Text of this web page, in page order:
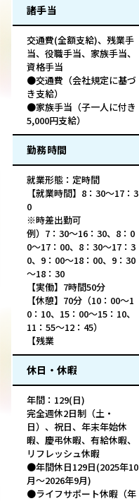
諸手当
交通費(全額支給)、残業手
当、役職手当、家族手当、
資格手当
●交通費（会社規定に基づ
き支給）
●家族手当（子一人に付き
5,000円支給）
勤務時間
就業形態：定時間
【就業時間】8：30～17：3
0
※時差出勤可
例）7：30～16：30、8：0
0～17：00、8：30～17：3
0、9：00～18：00、9：30
～18：30
【実働】7時間50分
【休憩】70分（10：00～1
0：10、15：00～15：10、
11：55～12：45）
【残業
休日・休暇
年間：129(日)
完全週休2日制（土・
日）、祝日、年末年始休
暇、慶弔休暇、有給休暇、
リフレッシュ休暇
●年間休日129日(2025年10
月～2026年9月)
●ライフサポート休暇（年